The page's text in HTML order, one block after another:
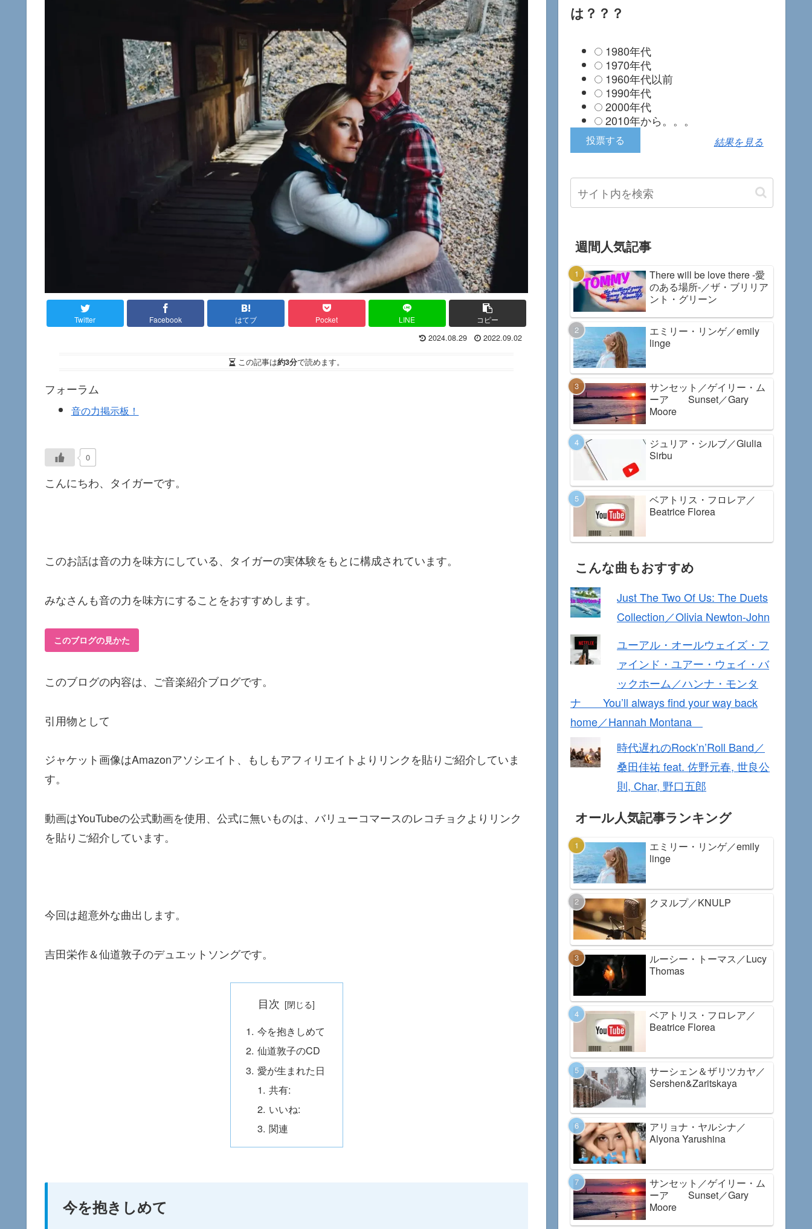
Twitter Facebook はてブ Pocket LINE コピー
2024.08.29 2022.09.02
この記事は約3分で読めます。
フォーラム
音の力掲示板！
0
こんにちわ、タイガーです。
このお話は音の力を味方にしている、タイガーの実体験をもとに構成されています。
みなさんも音の力を味方にすることをおすすめします。
このブログの見かた
このブログの内容は、ご音楽紹介ブログです。
引用物として
ジャケット画像はAmazonアソシエイト、もしもアフィリエイトよりリンクを貼りご紹介していま
す。
動画はYouTubeの公式動画を使用、公式に無いものは、バリューコマースのレコチョクよりリンク
を貼りご紹介しています。
今回は超意外な曲出します。
吉田栄作＆仙道敦子のデュエットソングです。
目次
今を抱きしめて
仙道敦子のCD
愛が生まれた日
共有:
いいね:
関連
今を抱きしめて
は？？？
1980年代
1970年代
1960年代以前
1990年代
2000年代
2010年から。。。
結果を見る
週間人気記事
There will be love there -愛
のある場所-／ザ・ブリリア
ント・グリーン
エミリー・リンゲ／emily
linge
サンセット／ゲイリー・ム
ーア Sunset／Gary
Moore
ジュリア・シルブ／Giulia
Sirbu
ベアトリス・フロレア／
Beatrice Florea
こんな曲もおすすめ
Just The Two Of Us: The Duets
Collection／Olivia Newton-John
ユーアル・オールウェイズ・フ
ァインド・ユアー・ウェイ・バ
ックホーム／ハンナ・モンタ
ナ You’ll always find your way back
home／Hannah Montana
時代遅れのRock’n’Roll Band／
桑田佳祐 feat. 佐野元春, 世良公
則, Char, 野口五郎
オール人気記事ランキング
エミリー・リンゲ／emily
linge
クヌルプ／KNULP
ルーシー・トーマス／Lucy
Thomas
ベアトリス・フロレア／
Beatrice Florea
サーシェン＆ザリツカヤ／
Sershen&Zaritskaya
アリョナ・ヤルシナ／
Alyona Yarushina
サンセット／ゲイリー・ム
ーア Sunset／Gary
Moore